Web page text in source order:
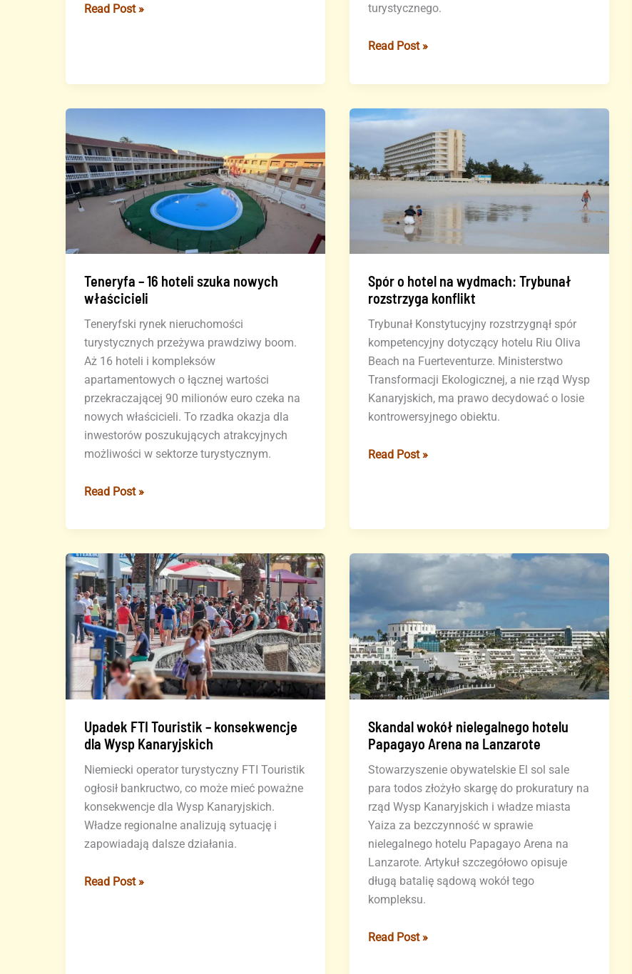
Rekordowe
Wyspach
2025
roku
Read Post »
turystycznego.
Minimalne
podczas
hotelarskiego
Teneryfie
Read Post »
Teneryfa – 16 hoteli szuka nowych
właścicieli
Teneryfski rynek nieruchomości
turystycznych przeżywa prawdziwy boom.
Aż 16 hoteli i kompleksów
apartamentowych o łącznej wartości
przekraczającej 90 milionów euro czeka na
nowych właścicieli. To rzadka okazja dla
inwestorów poszukujących atrakcyjnych
możliwości w sektorze turystycznym.
Teneryfa
16
szuka
nowych
właścicieli
Read Post »
Spór o hotel na wydmach: Trybunał
rozstrzyga konflikt
Trybunał Konstytucyjny rozstrzygnął spór
kompetencyjny dotyczący hotelu Riu Oliva
Beach na Fuerteventurze. Ministerstwo
Transformacji Ekologicznej, a nie rząd Wysp
Kanaryjskich, ma prawo decydować o losie
kontrowersyjnego obiektu.
Spór
wydmach:
rozstrzyga
Read Post »
Upadek FTI Touristik – konsekwencje
dla Wysp Kanaryjskich
Niemiecki operator turystyczny FTI Touristik
ogłosił bankructwo, co może mieć poważne
konsekwencje dla Wysp Kanaryjskich.
Władze regionalne analizują sytuację i
zapowiadają dalsze działania.
Upadek
Read Post »
Skandal wokół nielegalnego hotelu
Papagayo Arena na Lanzarote
Stowarzyszenie obywatelskie El sol sale
para todos złożyło skargę do prokuratury na
rząd Wysp Kanaryjskich i władze miasta
Yaiza za bezczynność w sprawie
nielegalnego hotelu Papagayo Arena na
Lanzarote. Artykuł szczegółowo opisuje
długą batalię sądową wokół tego
kompleksu.
Skandal
Read Post »